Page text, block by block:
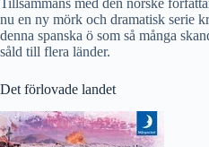
Tillsammans med den norske
nu en ny mörk och dramatisk serie
denna spanska ö som så många
såld till flera länder.
Det förlovade landet